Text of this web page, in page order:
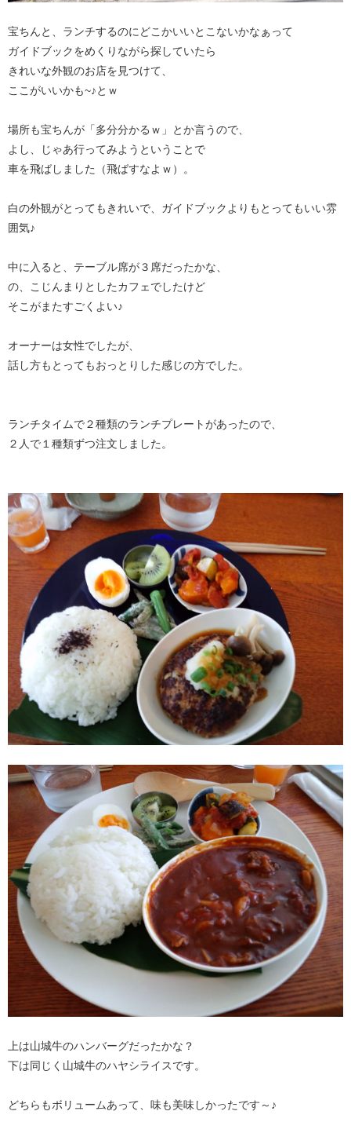
宝ちんと、ランチするのにどこかいいとこないかなぁって
ガイドブックをめくりながら探していたら
きれいな外観のお店を見つけて、
ここがいいかも~♪とｗ
場所も宝ちんが「多分分かるｗ」とか言うので、
よし、じゃあ行ってみようということで
車を飛ばしました（飛ばすなよｗ）。
白の外観がとってもきれいで、ガイドブックよりもとってもいい雰
囲気♪
中に入ると、テーブル席が３席だったかな、
の、こじんまりとしたカフェでしたけど
そこがまたすごくよい♪
オーナーは女性でしたが、
話し方もとってもおっとりした感じの方でした。
ランチタイムで２種類のランチプレートがあったので、
２人で１種類ずつ注文しました。
上は山城牛のハンバーグだったかな？
下は同じく山城牛のハヤシライスです。
どちらもボリュームあって、味も美味しかったです～♪